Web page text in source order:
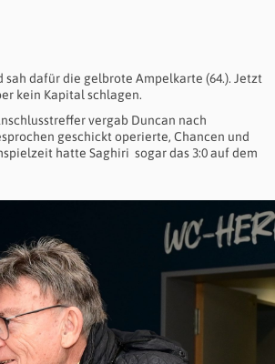
dafür die gelbrote Ampelkarte (64.). Jetzt
kein Kapital schlagen.
vergab Duncan nach
geschickt operierte, Chancen und
hatte Saghiri sogar das 3:0 auf dem